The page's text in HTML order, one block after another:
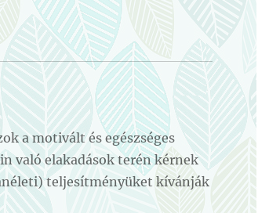
a motivált és egészséges
való elakadások terén kérnek
teljesítményüket kívánják